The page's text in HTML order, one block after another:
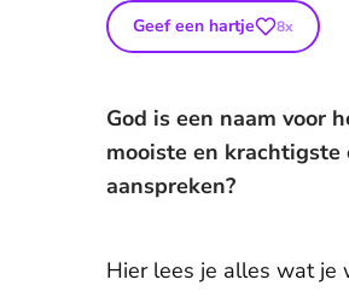
Geef een hartje 8x
God is een naam voor
mooiste en krachtigste
aanspreken?
Hier lees je alles wat je